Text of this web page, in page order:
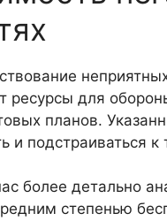
ресурсы для
планов.
и подстраиваться
более детально
степенью